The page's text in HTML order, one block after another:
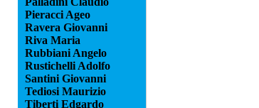
Pieracci Ageo
Ravera Giovanni
Riva Maria
Rubbiani Angelo
Rustichelli Adolfo
Santini Giovanni
Tediosi Maurizio
Tiberti Edgardo